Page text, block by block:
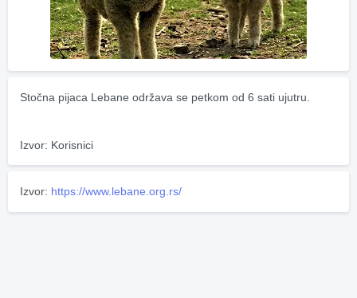
Stočna pijaca Lebane održava se petkom od 6 sati ujutru.
Izvor: Korisnici
Izvor: https://www.lebane.org.rs/